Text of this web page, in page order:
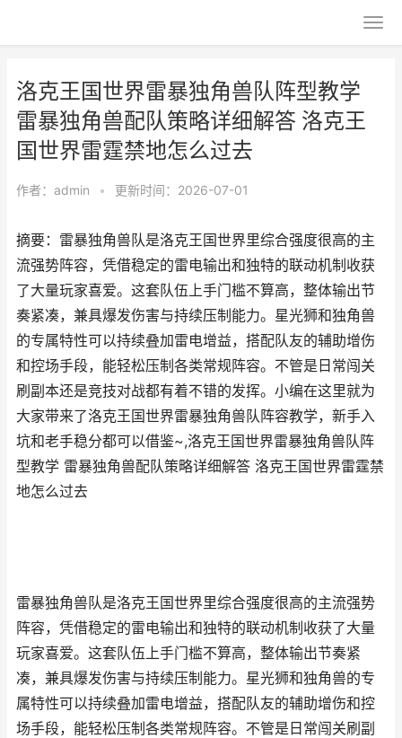
洛克王国世界雷暴独角兽队阵型教学
雷暴独角兽配队策略详细解答 洛克王
国世界雷霆禁地怎么过去
作者： admin • 更新时间：2026-07-01
摘要：雷暴独角兽队是洛克王国世界里综合强度很高的主
流强势阵容，凭借稳定的雷电输出和独特的联动机制收获
了大量玩家喜爱。这套队伍上手门槛不算高，整体输出节
奏紧凑，兼具爆发伤害与持续压制能力。星光狮和独角兽
的专属特性可以持续叠加雷电增益，搭配队友的辅助增伤
和控场手段，能轻松压制各类常规阵容。不管是日常闯关
刷副本还是竞技对战都有着不错的发挥。小编在这里就为
大家带来了洛克王国世界雷暴独角兽队阵容教学，新手入
坑和老手稳分都可以借鉴~,洛克王国世界雷暴独角兽队阵
型教学 雷暴独角兽配队策略详细解答 洛克王国世界雷霆禁
地怎么过去
雷暴独角兽队是洛克王国世界里综合强度很高的主流强势
阵容，凭借稳定的雷电输出和独特的联动机制收获了大量
玩家喜爱。这套队伍上手门槛不算高，整体输出节奏紧
凑，兼具爆发伤害与持续压制能力。星光狮和独角兽的专
属特性可以持续叠加雷电增益，搭配队友的辅助增伤和控
场手段，能轻松压制各类常规阵容。不管是日常闯关刷副